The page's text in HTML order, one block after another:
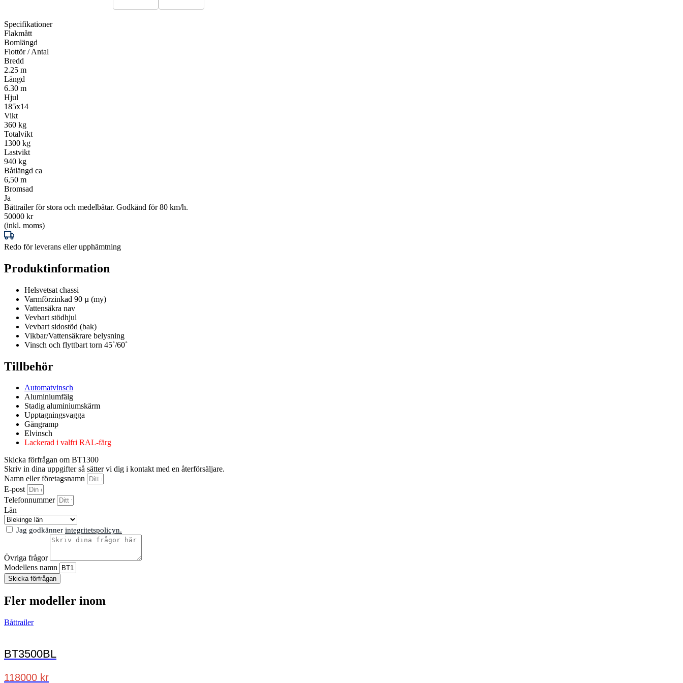
Specifikationer
Flakmått
Bomlängd
Flottör / Antal
Bredd
2.25 m
Längd
6.30 m
Hjul
185x14
Vikt
360 kg
Totalvikt
1300 kg
Lastvikt
940 kg
Båtlängd ca
6,50 m
Bromsad
Ja
Båttrailer för stora och medelbåtar. Godkänd för 80 km/h.
50000 kr
(inkl. moms)
Redo för leverans eller upphämtning
Produktinformation
Helsvetsat chassi
Varmförzinkad 90 µ (my)
Vattensäkra nav
Vevbart stödhjul
Vevbart sidostöd (bak)
Vikbar/Vattensäkrare belysning
Vinsch och flyttbart torn 45˚/60˚
Tillbehör
Automatvinsch
Aluminiumfälg
Stadig aluminiumskärm
Upptagningsvagga
Gångramp
Elvinsch
Lackerad i valfri RAL-färg
Skicka förfrågan om BT1300
Skriv in dina uppgifter så sätter vi dig i kontakt med en återförsäljare.
Namn eller företagsnamn
E-post
Telefonnummer
Län
Jag godkänner integritetspolicyn.
Övriga frågor
Modellens namn
Skicka förfrågan
Fler modeller inom
Båttrailer
BT3500BL
118000 kr